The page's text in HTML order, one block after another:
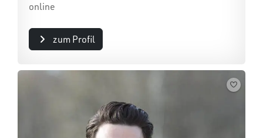
online
zum Profil